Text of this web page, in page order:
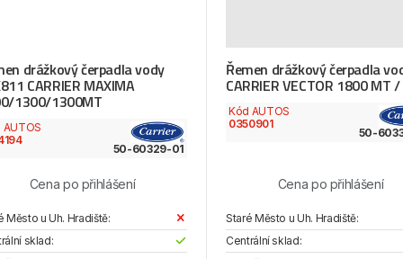
drážkový čerpadla vody
CARRIER MAXIMA
1300/1300MT
AUTOS
50-60329-01
Cena po přihlášení
Město u Uh. Hradiště:
sklad:
Řemen drážkový čerpadla
CARRIER VECTOR 1800 MT
Kód AUTOS
0350901
50-
Cena po přihlášení
Staré Město u Uh. Hradiště:
Centrální sklad: